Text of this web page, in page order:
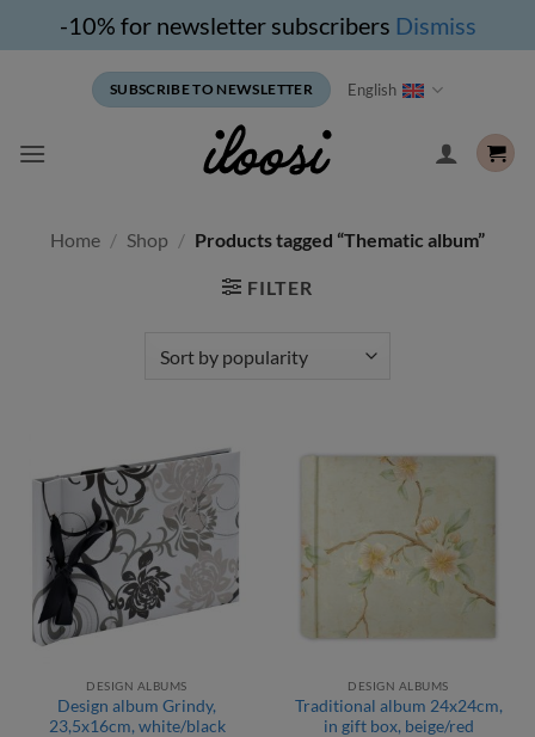
-10% for newsletter subscribers Dismiss
SUBSCRIBE TO NEWSLETTER English
Home / Shop / Products tagged “Thematic album”
FILTER
DESIGN ALBUMS
Design album Grindy,
23,5x16cm, white/black
DESIGN ALBUMS
Traditional album 24x24cm,
in gift box, beige/red